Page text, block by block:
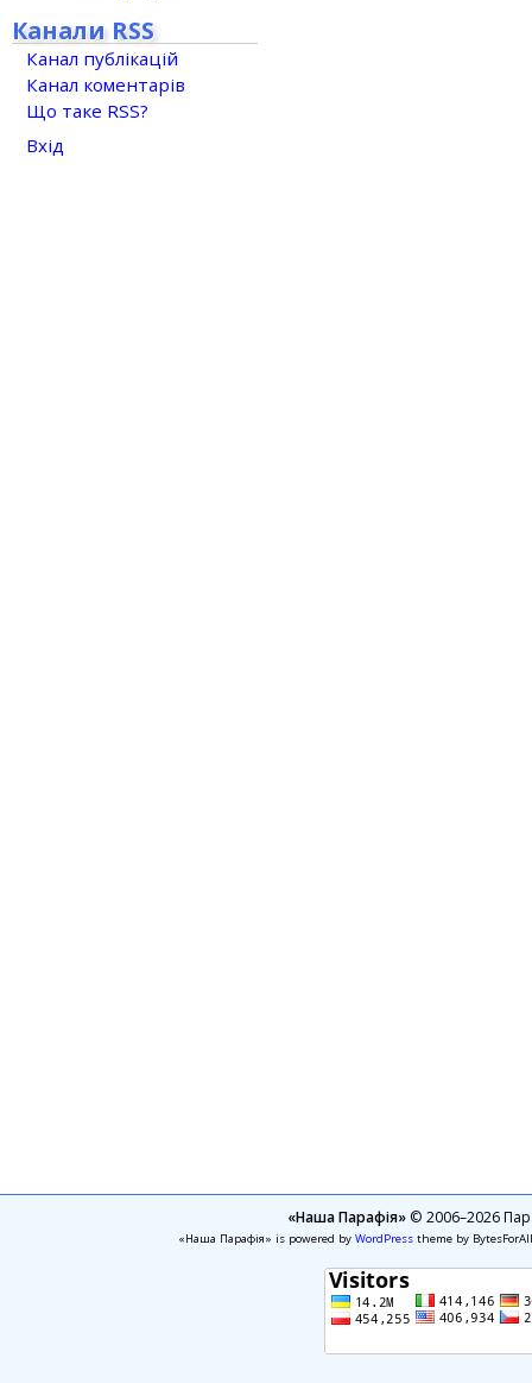
Канали RSS
Канал публікацій
Канал коментарів
Що таке RSS?
Вхід
«Наша Парафія»© 2006–2026
«Наша Парафія» is powered by WordPresstheme by